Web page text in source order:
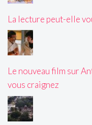
La lecture peut-elle
Le nouveau film sur
vous craignez